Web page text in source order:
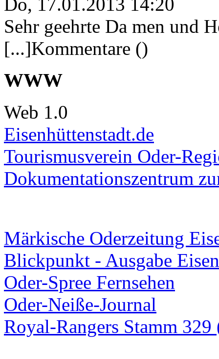
Do, 17.01.2013 14:20
Sehr geehrte Da men und
[...]Kommentare ()
WWW
Web 1.0
Eisenhüttenstadt.de
Tourismusverein Oder-
Dokumentationszentrum
Märkische Oderzeitung
Blickpunkt - Ausgabe
Oder-Spree Fernsehen
Oder-Neiße-Journal
Royal-Rangers Stamm